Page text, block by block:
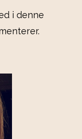
i denne